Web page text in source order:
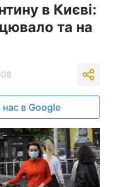
в Києві:
та на
нас в Google